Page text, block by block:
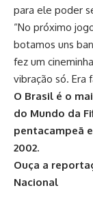
para ele poder
“No próximo
botamos uns
fez um
vibração só. Era
O Brasil é o
do Mundo da
pentacampeã
2002.
Ouça a
Nacional